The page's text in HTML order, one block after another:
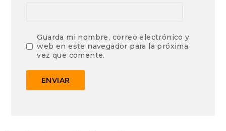
Guarda mi nombre, correo electrónico y
web en este navegador para la próxima
vez que comente.